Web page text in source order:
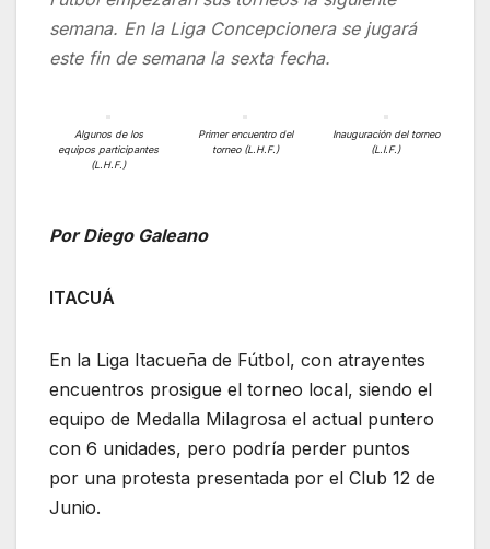
semana. En la Liga Concepcionera se jugará
este fin de semana la sexta fecha.
Algunos de los
equipos participantes
(L.H.F.)
Primer encuentro del
torneo (L.H.F.)
Inauguración del torneo
(L.I.F.)
Por Diego Galeano
ITACUÁ
En la Liga Itacueña de Fútbol, con atrayentes
encuentros prosigue el torneo local, siendo el
equipo de Medalla Milagrosa el actual puntero
con 6 unidades, pero podría perder puntos
por una protesta presentada por el Club 12 de
Junio.